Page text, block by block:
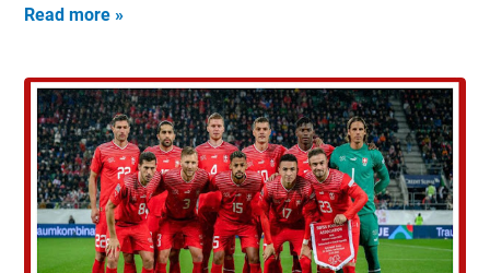
0
2
2
:
P
e
l
w
i
s
s
d
i
P
Read more »
k
L
i
v
e
S
t